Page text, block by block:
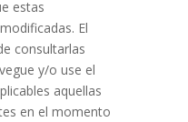
estas
El
consultarlas
y/o use el
aquellas
en el momento